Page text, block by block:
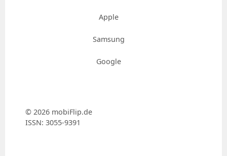
Apple
Samsung
Google
© 2026 mobiFlip.de
ISSN: 3055-9391